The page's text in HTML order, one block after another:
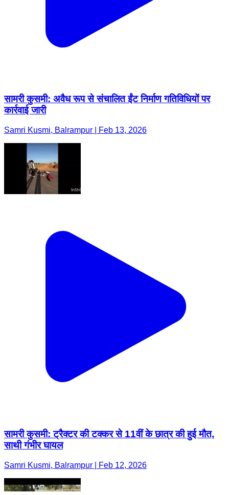
सामरी कुसमी: अवैध रूप से संचालित ईंट निर्माण गतिविधियों पर
कार्रवाई जारी
Samri Kusmi, Balrampur | Feb 13, 2026
सामरी कुसमी: ट्रैक्टर की टक्कर से 11वीं के छात्र की हुई मौत,
साथी गंभीर घायल
Samri Kusmi, Balrampur | Feb 12, 2026